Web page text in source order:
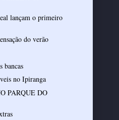
lançam o primeiro
do verão
bancas
no Ipiranga
PARQUE DO